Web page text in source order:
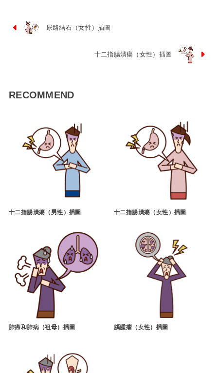
尿路結石（女性）插圖
十二指腸潰瘍（女性）插圖
RECOMMEND
十二指腸潰瘍（男性）插圖 十二指腸潰瘍（女性）插圖
肺癌和肺病（祖母）插圖 腦腫瘤（女性）插圖